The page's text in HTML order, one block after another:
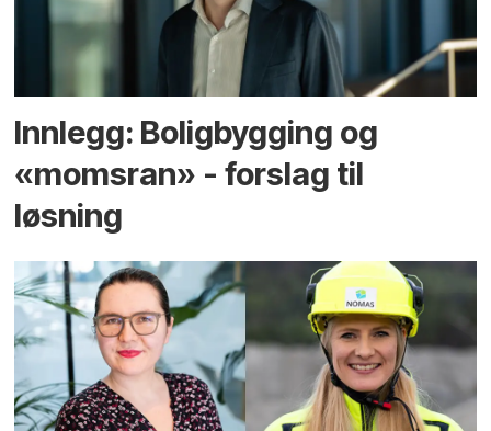
Innlegg: Boligbygging og
«momsran» - forslag til
løsning